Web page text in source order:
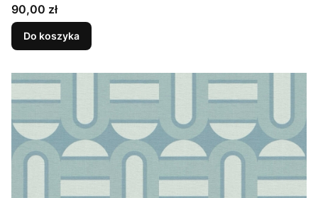
Cena
90,00 zł
Do koszyka